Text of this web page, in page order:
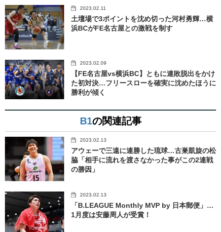
2023.02.11
土壇場で3ポイントを沈め切った河村勇輝…横
浜BCがFE名古屋との激戦を制す
2023.02.09
【FE名古屋vs横浜BC】ともに連敗脱出をかけ
た初対決…フリースローを確実に沈めたほうに
勝利が傾く
B1の関連記事
2023.02.13
アウェーで三遠に連勝した琉球…古巣凱旋の松
脇「相手に流れを渡さなかった事がこの2連戦
の勝因」
2023.02.13
「B.LEAGUE Monthly MVP by 日本郵便」…
1月度は安藤周人が受賞！